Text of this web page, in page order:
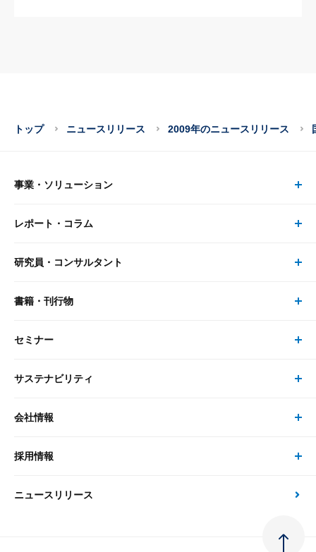
トップ ニュースリリース 2009年のニュースリリース
事業・ソリューション
事業・ソリューション トップ
リサーチ
大和総研の強み
先端テクノロジーに基づく新たな価値の創出
レポート・コラム
レポート・コラム トップ
最新のレポート・コラム
政策分析
研究員・コンサルタント
研究員・コンサルタント トップ
研究員
書籍・刊行物
書籍・刊行物 トップ
書籍
セミナー
セミナー トップ
現在受付中のセミナー・イベント
サステナビリティ
サステナビリティの取り組み
次世代社会への貢献
会社情報
会社情報 トップ
会社概要・役員一覧
採用情報
採用情報 トップ
ニュースリリース